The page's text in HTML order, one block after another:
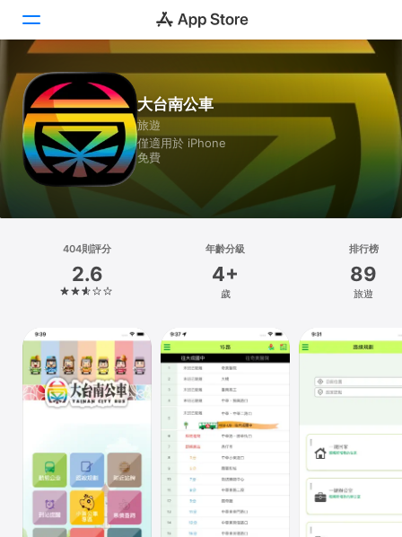
Today
遊戲
App
搜尋
iPhone
Mac
Vision
Watch
大台南公車
旅遊
僅適用於 iPhone
免費
404則評分
2.6
年齡分級
4+
歲
排行榜
89
旅遊